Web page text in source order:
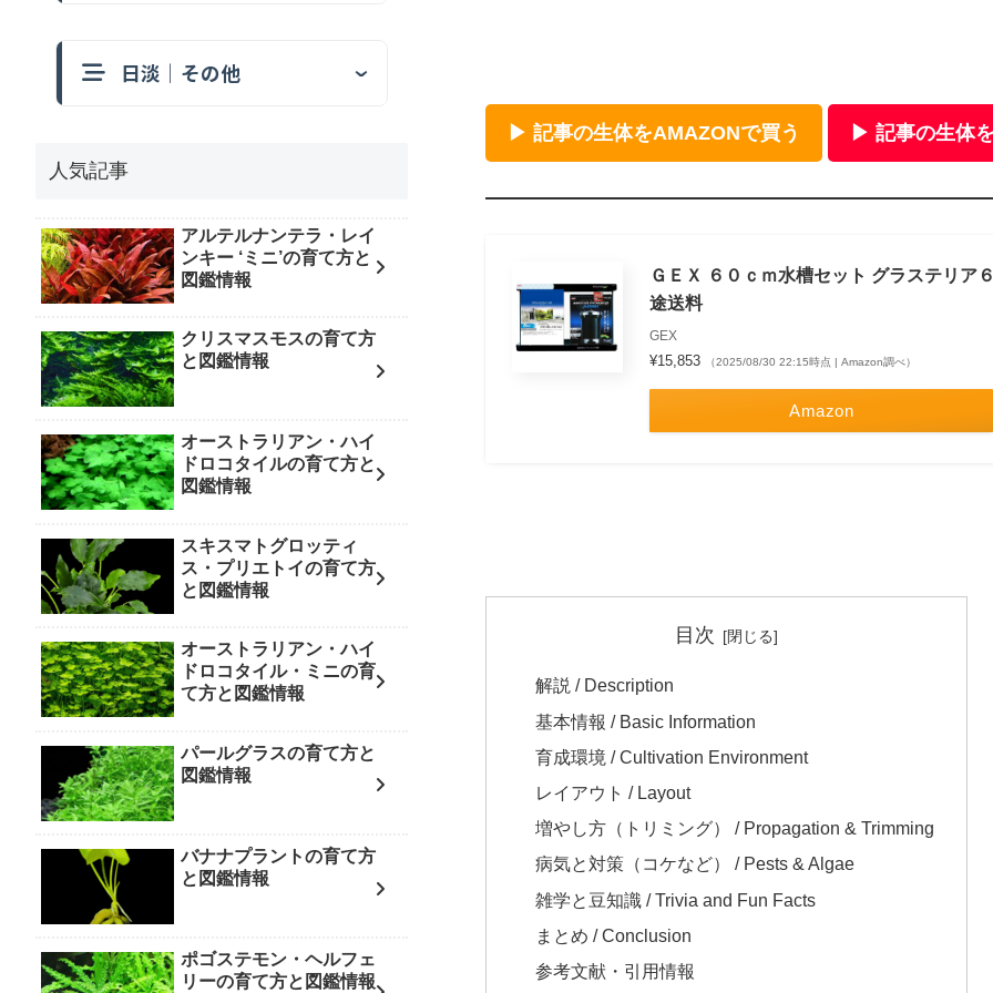
▶ 記事の生体をAMAZONで買う ▶ 記事の生体
ＧＥＸ ６０ｃｍ水槽セット グラステリア
途送料
GEX
¥15,853 （2025/08/30 22:15時点 | Amazon調べ）
Amazon
目次
解説 / Description
基本情報 / Basic Information
育成環境 / Cultivation Environment
レイアウト / Layout
増やし方（トリミング） / Propagation & Trimming
病気と対策（コケなど） / Pests & Algae
雑学と豆知識 / Trivia and Fun Facts
まとめ / Conclusion
参考文献・引用情報
日淡｜その他
人気記事
アルテルナンテラ・レイ
ンキー ‘ミニ’の育て方と
図鑑情報
クリスマスモスの育て方
と図鑑情報
オーストラリアン・ハイ
ドロコタイルの育て方と
図鑑情報
スキスマトグロッティ
ス・プリエトイの育て方
と図鑑情報
オーストラリアン・ハイ
ドロコタイル・ミニの育
て方と図鑑情報
パールグラスの育て方と
図鑑情報
バナナプラントの育て方
と図鑑情報
ポゴステモン・ヘルフェ
リーの育て方と図鑑情報